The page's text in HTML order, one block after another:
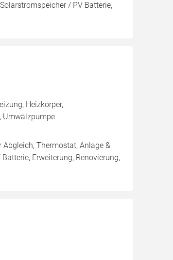
/ PV Batterie,
Heizkörper,
Umwälzpumpe
Thermostat, Anlage &
Erweiterung, Renovierung,